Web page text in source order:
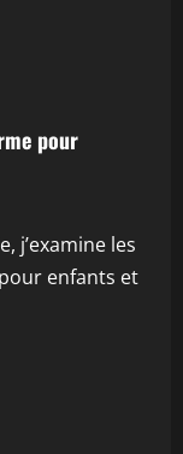
pour
j’examine les
enfants et